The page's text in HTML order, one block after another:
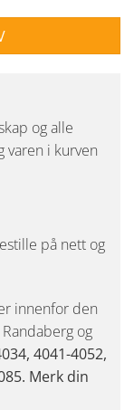
og alle
varen i kurven
på nett og
innenfor den
og
4041-4052,
Merk din